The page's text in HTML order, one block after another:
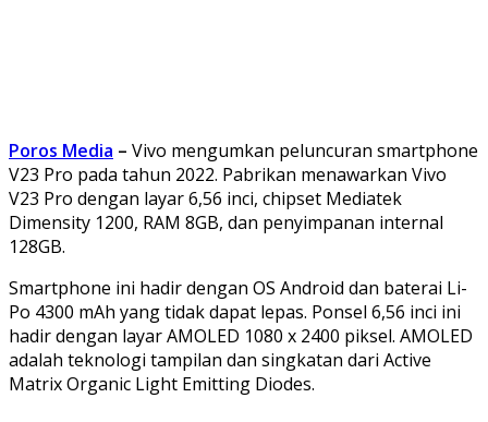
Poros Media – Vivo mengumkan peluncuran smartphone
V23 Pro pada tahun 2022. Pabrikan menawarkan Vivo
V23 Pro dengan layar 6,56 inci, chipset Mediatek
Dimensity 1200, RAM 8GB, dan penyimpanan internal
128GB.
Smartphone ini hadir dengan OS Android dan baterai Li-
Po 4300 mAh yang tidak dapat lepas. Ponsel 6,56 inci ini
hadir dengan layar AMOLED 1080 x 2400 piksel. AMOLED
adalah teknologi tampilan dan singkatan dari Active
Matrix Organic Light Emitting Diodes.